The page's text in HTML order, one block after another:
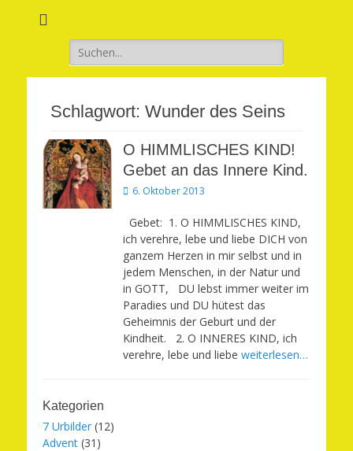
Suchen
nach:
Schlagwort: Wunder des Seins
O HIMMLISCHES KIND!
Gebet an das Innere Kind.
Veröffentlicht
6. Oktober 2013
Gebet: 1. O HIMMLISCHES KIND,
ich verehre, lebe und liebe DICH von
ganzem Herzen in mir selbst und in
jedem Menschen, in der Natur und
in GOTT, DU lebst immer weiter im
Paradies und DU hütest das
Geheimnis der Geburt und der
Kindheit. 2. O INNERES KIND, ich
verehre, lebe und liebe weiterlesen…
Kategorien
7 Urbilder (12)
Advent (31)